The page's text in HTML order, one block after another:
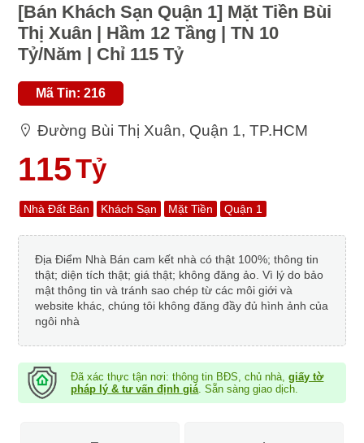
[Bán Khách Sạn Quận 1] Mặt Tiền Bùi
Thị Xuân | Hầm 12 Tầng | TN 10
Tỷ/Năm | Chỉ 115 Tỷ
Mã Tin: 216
Đường Bùi Thị Xuân, Quận 1, TP.HCM
115Tỷ
Nhà Đất Bán Khách Sạn Mặt Tiền Quận 1
Địa Điểm Nhà Bán cam kết nhà có thật 100%; thông tin
thật; diện tích thật; giá thật; không đăng ảo. Vì lý do bảo
mật thông tin và tránh sao chép từ các môi giới và
website khác, chúng tôi không đăng đầy đủ hình ảnh của
ngôi nhà
Đã xác thực tận nơi: thông tin BĐS, chủ nhà,giấy tờ
pháp lý & tư vấn định giá . Sẵn sàng giao dịch.